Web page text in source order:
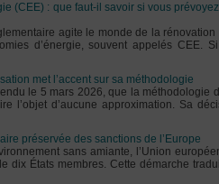
(CEE) : que faut-il savoir si vous
agite le monde de la
d’énergie, souvent appelés CEE.
met l’accent sur sa méthodologie
le 5 mars 2026, que la méthodologie
l’objet d’aucune approximation. Sa
préservée des sanctions de l’Europe
sans amiante, l’Union
dix États membres. Cette démarche